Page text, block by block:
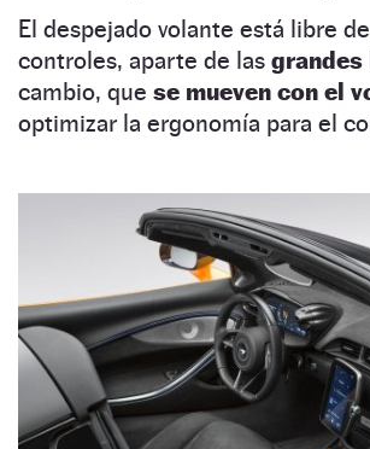
El despejado volante está libre
controles, aparte de las grandes
cambio, que se mueven con el
optimizar la ergonomía para el